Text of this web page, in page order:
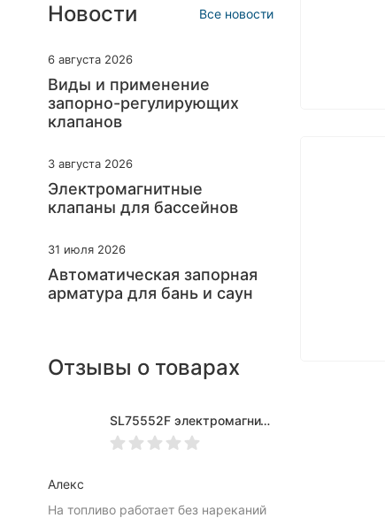
Новости Все новости
6 августа 2026
Виды и применение
запорно-регулирующих
клапанов
3 августа 2026
Электромагнитные
клапаны для бассейнов
31 июля 2026
Автоматическая запорная
арматура для бань и саун
Отзывы о товарах
SL75552F электромагнитный клапан для нефтепродуктов Ду20
Алекс
На топливо работает без нареканий